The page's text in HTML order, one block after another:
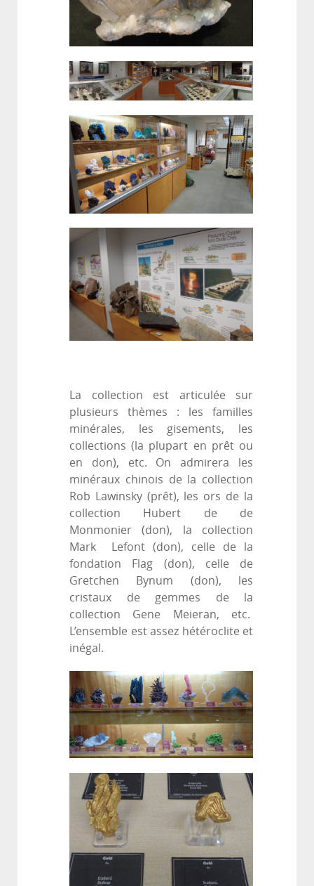
La collection est articulée sur
plusieurs thèmes : les familles
minérales, les gisements, les
collections (la plupart en prêt ou
en don), etc. On admirera les
minéraux chinois de la collection
Rob Lawinsky (prêt), les ors de la
collection Hubert de de
Monmonier (don), la collection
Mark Lefont (don), celle de la
fondation Flag (don), celle de
Gretchen Bynum (don), les
cristaux de gemmes de la
collection Gene Meieran, etc.
L’ensemble est assez hétéroclite et
inégal.